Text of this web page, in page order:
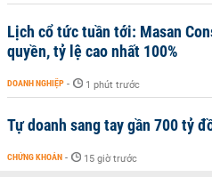
Lịch cổ tức tuần tới: Masan
quyền, tỷ lệ cao nhất 100%
DOANH NGHIỆP - 1 phút trước
Tự doanh sang tay gần 700 tỷ
CHỨNG KHOÁN - 15 giờ trước